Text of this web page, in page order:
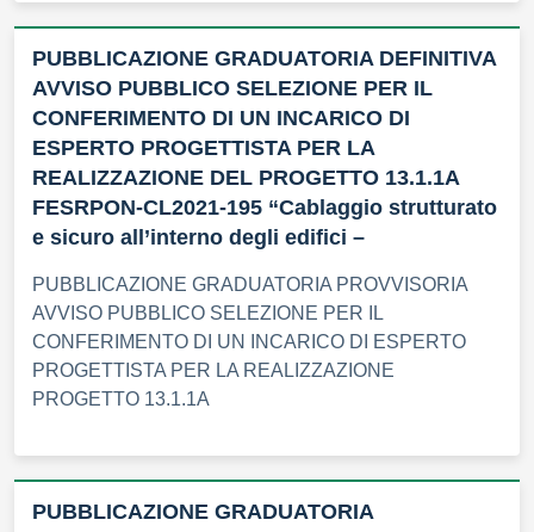
PUBBLICAZIONE GRADUATORIA DEFINITIVA
AVVISO PUBBLICO SELEZIONE PER IL
CONFERIMENTO DI UN INCARICO DI
ESPERTO PROGETTISTA PER LA
REALIZZAZIONE DEL PROGETTO 13.1.1A
FESRPON-CL2021-195 “Cablaggio strutturato
e sicuro all’interno degli edifici –
PUBBLICAZIONE GRADUATORIA PROVVISORIA
AVVISO PUBBLICO SELEZIONE PER IL
CONFERIMENTO DI UN INCARICO DI ESPERTO
PROGETTISTA PER LA REALIZZAZIONE
PROGETTO 13.1.1A
PUBBLICAZIONE GRADUATORIA